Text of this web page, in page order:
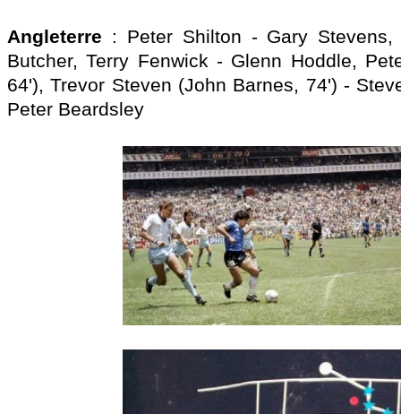
Angleterre : Peter Shilton - Gary Stevens,
Butcher, Terry Fenwick - Glenn Hoddle,
64'), Trevor Steven (John Barnes, 74') -
Peter Beardsley